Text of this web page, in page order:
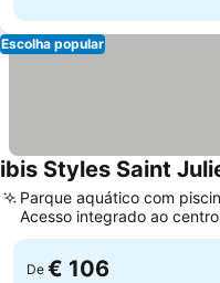
Escolha popular
ibis Styles Saint
Parque aquático com
Acesso integrado ao
Vitam
De € 106